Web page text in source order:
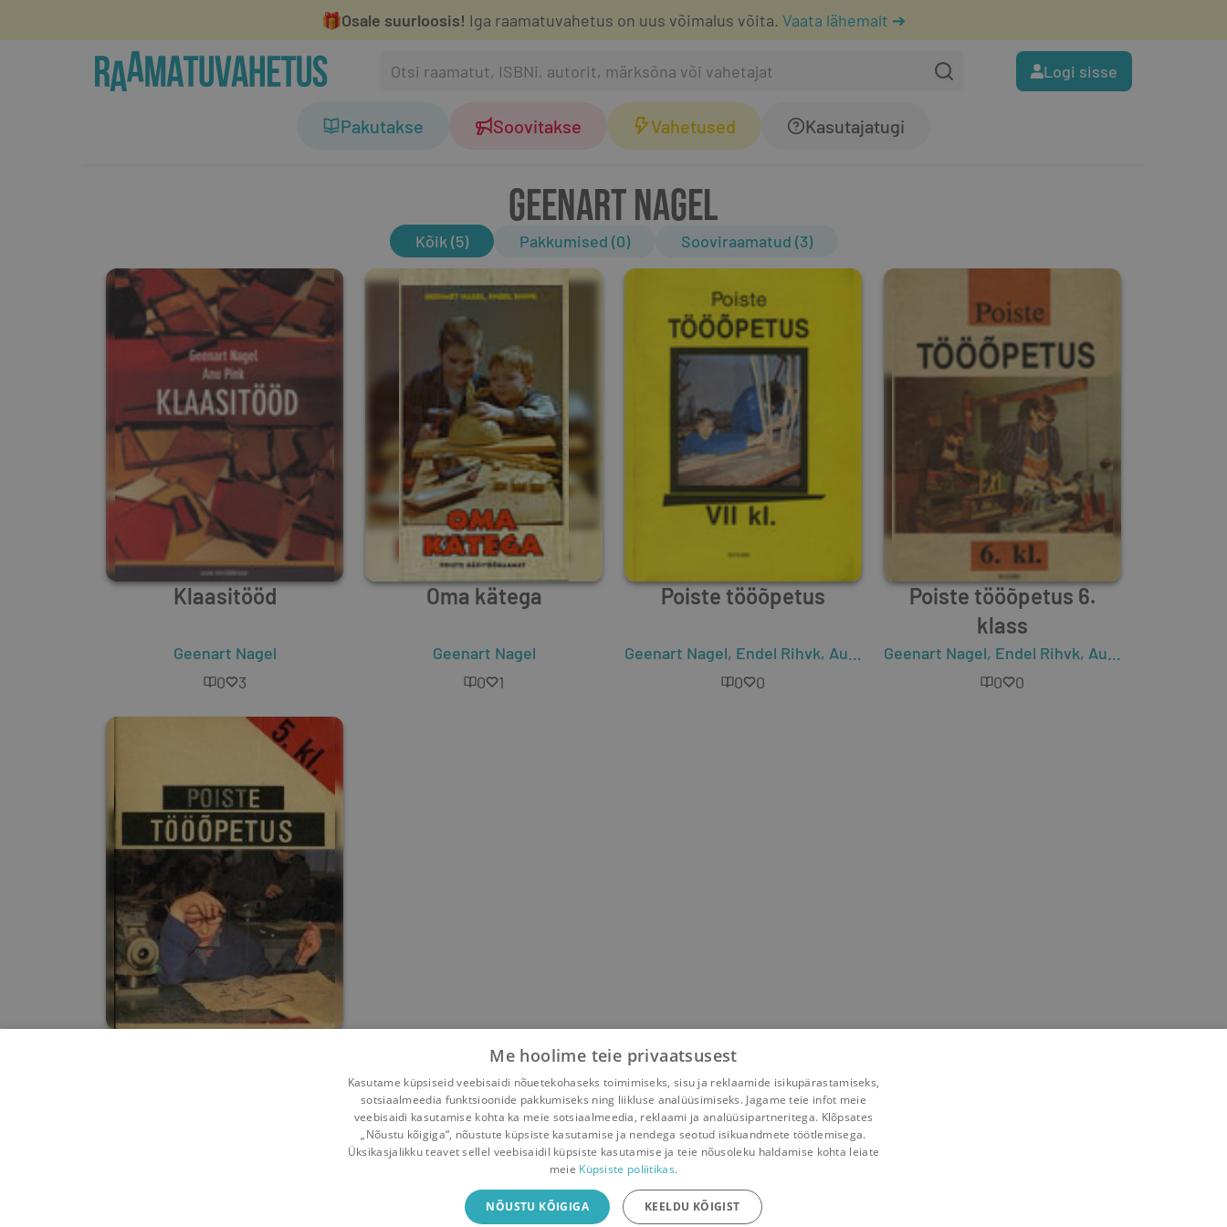
🎁Osale suurloosis! Iga raamatuvahetus on uus võimalus võita. Vaata lähemalt ➔
Logi sisse
Pakutakse Soovitakse Vahetused Kasutajatugi
GEENART NAGEL
Kõik (5) Pakkumised (0) Sooviraamatud (3)
Klaasitööd
Geenart Nagel
0
3
Oma kätega
Geenart Nagel
0
1
Poiste tööõpetus
Geenart Nagel, Endel Rihvk, August Kõrbe ,Hanno Isok
0
0
Poiste tööõpetus 6.
klass
Geenart Nagel, Endel Rihvk, August Kõrbe
0
0
,Geenart Nagel, Endel Rihvk
Me hoolime teie privaatsusest
Kasutame küpsiseid veebisaidi nõuetekohaseks toimimiseks, sisu ja reklaamide isikupärastamiseks,
sotsiaalmeedia funktsioonide pakkumiseks ning liikluse analüüsimiseks. Jagame teie infot meie
veebisaidi kasutamise kohta ka meie sotsiaalmeedia, reklaami ja analüüsipartneritega. Klõpsates
„Nõustu kõigiga“, nõustute küpsiste kasutamise ja nendega seotud isikuandmete töötlemisega.
Üksikasjalikku teavet sellel veebisaidil küpsiste kasutamise ja teie nõusoleku haldamise kohta leiate
meie Küpsiste poliitikas.
NÕUSTU KÕIGIGA KEELDU KÕIGIST